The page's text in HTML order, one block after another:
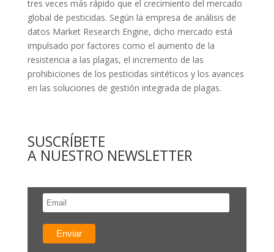
tres veces más rápido que el crecimiento del mercado
global de pesticidas. Según la empresa de análisis de
datos Market Research Engine, dicho mercado está
impulsado por factores como el aumento de la
resistencia a las plagas, el incremento de las
prohibiciones de los pesticidas sintéticos y los avances
en las soluciones de gestión integrada de plagas.
SUSCRÍBETE
A NUESTRO NEWSLETTER